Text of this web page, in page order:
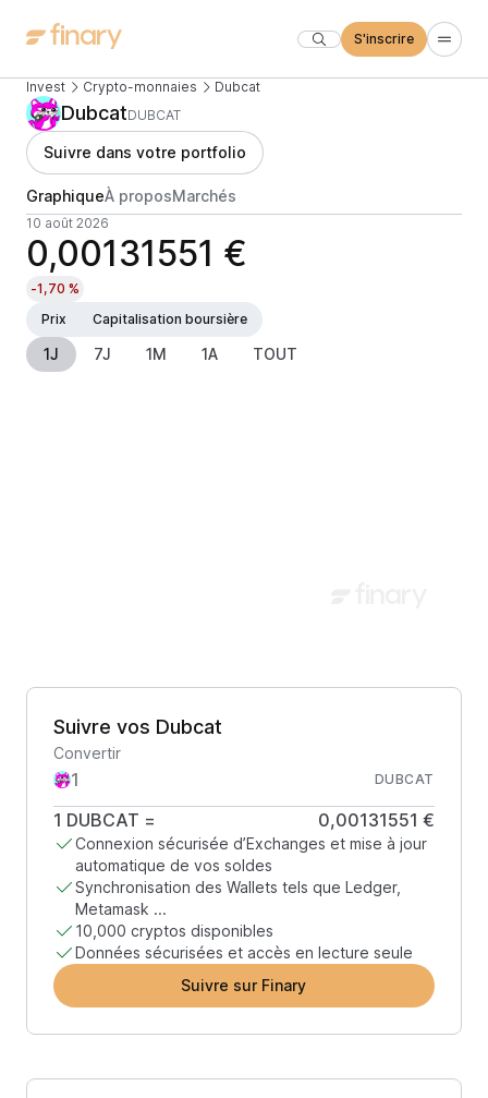
S'inscrire
Invest Crypto-monnaies Dubcat
DubcatDUBCAT
Suivre dans votre portfolio
GraphiqueÀ proposMarchés
10 août 2026
0,00131551 €
-1,70 %
Prix
Capitalisation boursière
1J 7J 1M 1A TOUT
Suivre vos Dubcat
Convertir
DUBCAT
1 DUBCAT = 0,00131551 €
Connexion sécurisée d’Exchanges et mise à jour
automatique de vos soldes
Synchronisation des Wallets tels que Ledger,
Metamask ...
10,000 cryptos disponibles
Données sécurisées et accès en lecture seule
Suivre sur Finary